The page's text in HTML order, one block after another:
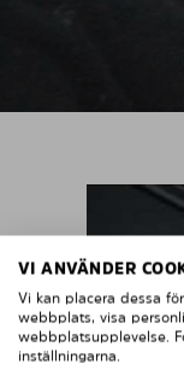
VI ANVÄNDER
Vi kan placera dessa
webbplats, visa
webbplatsupplevelse.
inställningarna.